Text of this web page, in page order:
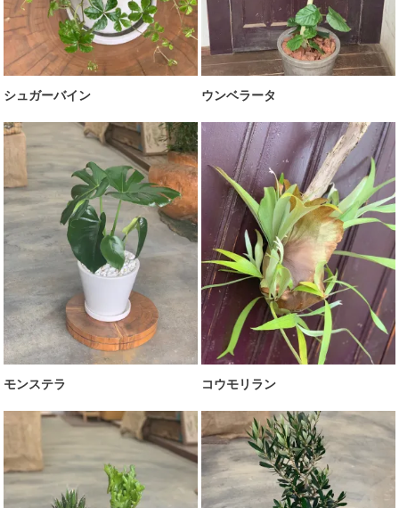
シュガーバイン ウンベラータ
モンステラ コウモリラン